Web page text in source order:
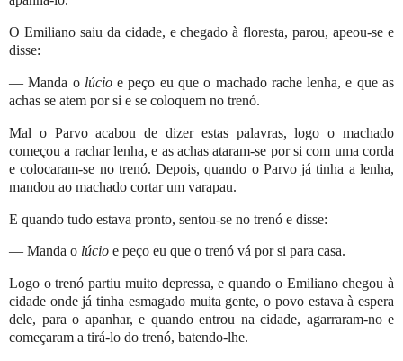
O Emiliano saiu da cidade, e chegado à floresta, parou, apeou-se e
disse:
— Manda o lúcioe peço eu que o machado rache lenha, e que as
achas se atem por si e se coloquem no trenó.
Mal o Parvo acabou de dizer estas palavras, logo o machado
começou a rachar lenha, e as achas ataram-se por si com uma corda
e colocaram-se no trenó. Depois, quando o Parvo já tinha a lenha,
mandou ao machado cortar um varapau.
E quando tudo estava pronto, sentou-se no trenó e disse:
— Manda o lúcio e peço eu que o trenó vá por si para casa.
Logo o trenó partiu muito depressa, e quando o Emiliano chegou à
cidade onde já tinha esmagado muita gente, o povo estava à espera
dele, para o apanhar, e quando entrou na cidade, agarraram-no e
começaram a tirá-lo do trenó, batendo-lhe.